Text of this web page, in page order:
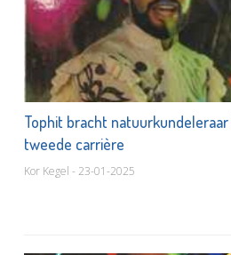
Tophit bracht
tweede carrière
Kor Kegel - 23-01-2025